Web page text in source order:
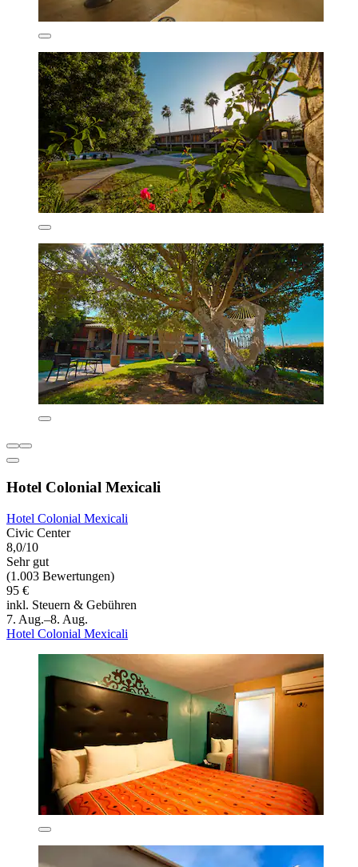
Hotel Colonial Mexicali
Hotel Colonial Mexicali
Civic Center
8,0/10
Sehr gut
(1.003 Bewertungen)
95 €
inkl. Steuern & Gebühren
7. Aug.–8. Aug.
Hotel Colonial Mexicali